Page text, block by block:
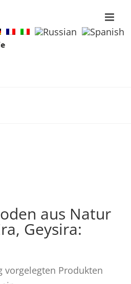
aus Natur
Geysira:
vorgelegten Produkten